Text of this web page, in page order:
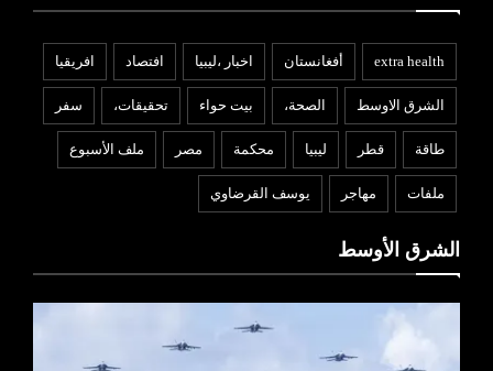
extra health أفغانستان اخبار ،ليبيا افتصاد افريقيا
الشرق الاوسط الصحة، بيت حواء تحقيقات، سفر
طاقة قطر ليبيا محكمة مصر ملف الأسبوع
ملفات مهاجر يوسف القرضاوي
الشرق الأوسط